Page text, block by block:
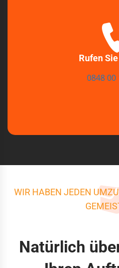
Rufen
0848 00
WIR HABEN JEDEN
Natürlich